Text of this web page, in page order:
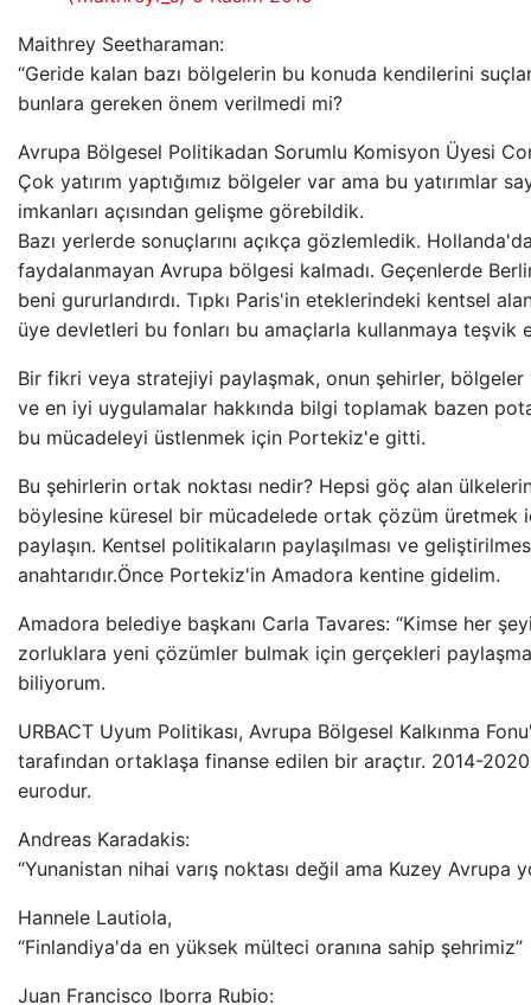
Maithrey Seetharaman:
“Geride kalan bazı bölgelerin bu konuda kendilerini
bunlara gereken önem verilmedi mi?
Avrupa Bölgesel Politikadan Sorumlu Komisyon Üyesi
Çok yatırım yaptığımız bölgeler var ama bu yatırımlar
imkanları açısından gelişme görebildik.
Bazı yerlerde sonuçlarını açıkça gözlemledik.
faydalanmayan Avrupa bölgesi kalmadı. Geçenlerde
beni gururlandırdı. Tıpkı Paris'in eteklerindeki kentsel
üye devletleri bu fonları bu amaçlarla kullanmaya teşvik
Bir fikri veya stratejiyi paylaşmak, onun şehirler,
ve en iyi uygulamalar hakkında bilgi toplamak bazen
bu mücadeleyi üstlenmek için Portekiz'e gitti.
Bu şehirlerin ortak noktası nedir? Hepsi göç alan
böylesine küresel bir mücadelede ortak çözüm üretmek
paylaşın. Kentsel politikaların paylaşılması ve
anahtarıdır.Önce Portekiz'in Amadora kentine gidelim.
Amadora belediye başkanı Carla Tavares: “Kimse her
zorluklara yeni çözümler bulmak için gerçekleri
biliyorum.
URBACT Uyum Politikası, Avrupa Bölgesel Kalkınma
tarafından ortaklaşa finanse edilen bir araçtır. 2014-
eurodur.
Andreas Karadakis:
“Yunanistan nihai varış noktası değil ama Kuzey Avrupa
Hannele Lautiola,
“Finlandiya'da en yüksek mülteci oranına sahip şehrimiz”
Juan Francisco Iborra Rubio: